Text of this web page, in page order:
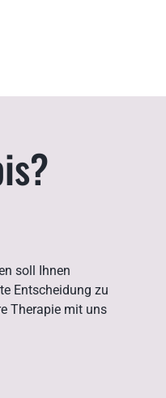
soll Ihnen
Entscheidung zu
Therapie mit uns